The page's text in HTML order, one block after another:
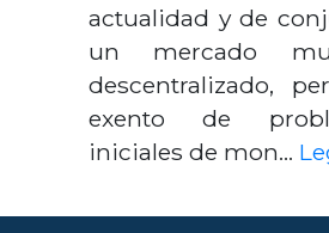
actualidad y de
un mercado
descentralizado,
exento de
iniciales de mon…